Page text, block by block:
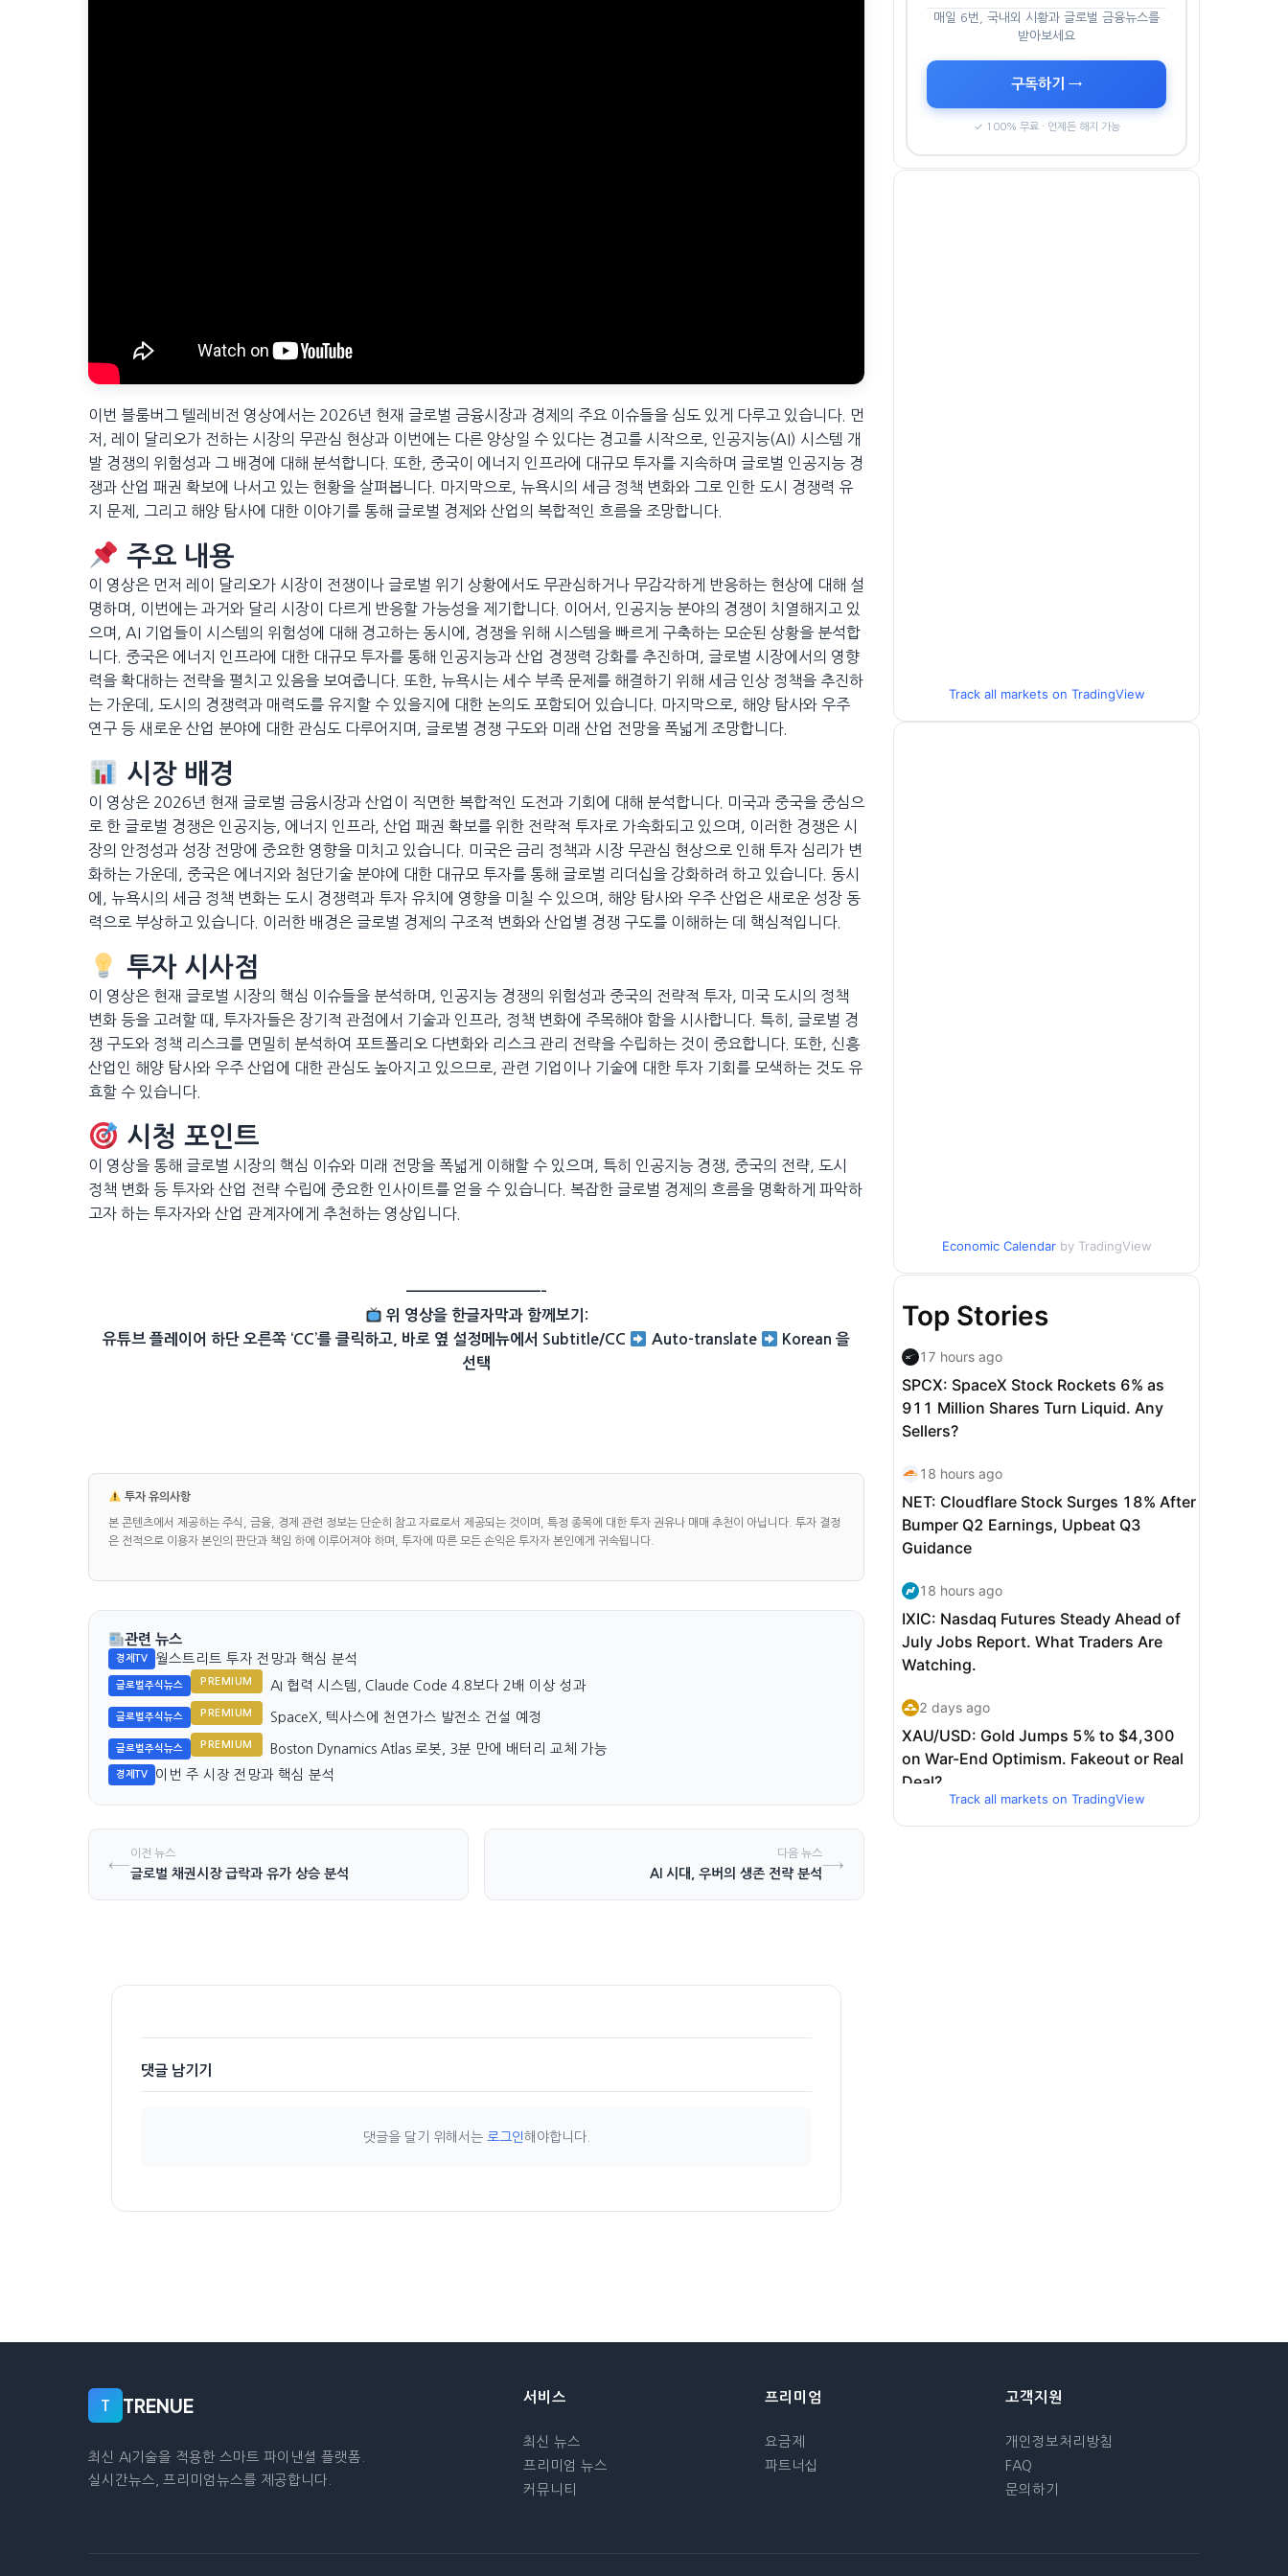
이번 블룸버그 텔레비전 영상에서는 2026년 현재 글로벌 금융시장과 경제의 주요 이슈들을 심도 있게 다루고 있습니다. 먼
저, 레이 달리오가 전하는 시장의 무관심 현상과 이번에는 다른 양상일 수 있다는 경고를 시작으로, 인공지능(AI) 시스템 개
발 경쟁의 위험성과 그 배경에 대해 분석합니다. 또한, 중국이 에너지 인프라에 대규모 투자를 지속하며 글로벌 인공지능 경
쟁과 산업 패권 확보에 나서고 있는 현황을 살펴봅니다. 마지막으로, 뉴욕시의 세금 정책 변화와 그로 인한 도시 경쟁력 유
지 문제, 그리고 해양 탐사에 대한 이야기를 통해 글로벌 경제와 산업의 복합적인 흐름을 조망합니다.
주요 내용
이 영상은 먼저 레이 달리오가 시장이 전쟁이나 글로벌 위기 상황에서도 무관심하거나 무감각하게 반응하는 현상에 대해 설
명하며, 이번에는 과거와 달리 시장이 다르게 반응할 가능성을 제기합니다. 이어서, 인공지능 분야의 경쟁이 치열해지고 있
으며, AI 기업들이 시스템의 위험성에 대해 경고하는 동시에, 경쟁을 위해 시스템을 빠르게 구축하는 모순된 상황을 분석합
니다. 중국은 에너지 인프라에 대한 대규모 투자를 통해 인공지능과 산업 경쟁력 강화를 추진하며, 글로벌 시장에서의 영향
력을 확대하는 전략을 펼치고 있음을 보여줍니다. 또한, 뉴욕시는 세수 부족 문제를 해결하기 위해 세금 인상 정책을 추진하
는 가운데, 도시의 경쟁력과 매력도를 유지할 수 있을지에 대한 논의도 포함되어 있습니다. 마지막으로, 해양 탐사와 우주
연구 등 새로운 산업 분야에 대한 관심도 다루어지며, 글로벌 경쟁 구도와 미래 산업 전망을 폭넓게 조망합니다.
시장 배경
이 영상은 2026년 현재 글로벌 금융시장과 산업이 직면한 복합적인 도전과 기회에 대해 분석합니다. 미국과 중국을 중심으
로 한 글로벌 경쟁은 인공지능, 에너지 인프라, 산업 패권 확보를 위한 전략적 투자로 가속화되고 있으며, 이러한 경쟁은 시
장의 안정성과 성장 전망에 중요한 영향을 미치고 있습니다. 미국은 금리 정책과 시장 무관심 현상으로 인해 투자 심리가 변
화하는 가운데, 중국은 에너지와 첨단기술 분야에 대한 대규모 투자를 통해 글로벌 리더십을 강화하려 하고 있습니다. 동시
에, 뉴욕시의 세금 정책 변화는 도시 경쟁력과 투자 유치에 영향을 미칠 수 있으며, 해양 탐사와 우주 산업은 새로운 성장 동
력으로 부상하고 있습니다. 이러한 배경은 글로벌 경제의 구조적 변화와 산업별 경쟁 구도를 이해하는 데 핵심적입니다.
투자 시사점
이 영상은 현재 글로벌 시장의 핵심 이슈들을 분석하며, 인공지능 경쟁의 위험성과 중국의 전략적 투자, 미국 도시의 정책
변화 등을 고려할 때, 투자자들은 장기적 관점에서 기술과 인프라, 정책 변화에 주목해야 함을 시사합니다. 특히, 글로벌 경
쟁 구도와 정책 리스크를 면밀히 분석하여 포트폴리오 다변화와 리스크 관리 전략을 수립하는 것이 중요합니다. 또한, 신흥
산업인 해양 탐사와 우주 산업에 대한 관심도 높아지고 있으므로, 관련 기업이나 기술에 대한 투자 기회를 모색하는 것도 유
효할 수 있습니다.
시청 포인트
이 영상을 통해 글로벌 시장의 핵심 이슈와 미래 전망을 폭넓게 이해할 수 있으며, 특히 인공지능 경쟁, 중국의 전략, 도시
정책 변화 등 투자와 산업 전략 수립에 중요한 인사이트를 얻을 수 있습니다. 복잡한 글로벌 경제의 흐름을 명확하게 파악하
고자 하는 투자자와 산업 관계자에게 추천하는 영상입니다.
——————————–
위 영상을 한글자막과 함께보기:
유튜브 플레이어 하단 오른쪽 ‘CC’를 클릭하고, 바로 옆 설정메뉴에서 Subtitle/CC
Auto-translate
Korean 을
선택
투자 유의사항
본 콘텐츠에서 제공하는 주식, 금융, 경제 관련 정보는 단순히 참고 자료로서 제공되는 것이며, 특정 종목에 대한 투자 권유나 매매 추천이 아닙니다. 투자 결정
은 전적으로 이용자 본인의 판단과 책임 하에 이루어져야 하며, 투자에 따른 모든 손익은 투자자 본인에게 귀속됩니다.
관련 뉴스
경제TV 월스트리트 투자 전망과 핵심 분석
글로벌주식뉴스 PREMIUM AI 협력 시스템, Claude Code 4.8보다 2배 이상 성과
글로벌주식뉴스 PREMIUM SpaceX, 텍사스에 천연가스 발전소 건설 예정
글로벌주식뉴스 PREMIUM Boston Dynamics Atlas 로봇, 3분 만에 배터리 교체 가능
경제TV 이번 주 시장 전망과 핵심 분석
←이전 뉴스
글로벌 채권시장 급락과 유가 상승 분석
다음 뉴스
AI 시대, 우버의 생존 전략 분석→
댓글 남기기
댓글을 달기 위해서는 로그인해야합니다.
매일 6번, 국내외 시황과 글로벌 금융뉴스를
받아보세요
구독하기 →
✓ 100% 무료 · 언제든 해지 가능
Track all markets on TradingView
Economic Calendar by TradingView
Track all markets on TradingView
T TRENUE
최신 AI기술을 적용한 스마트 파이낸셜 플랫폼.
실시간뉴스, 프리미엄뉴스를 제공합니다.
서비스
최신 뉴스
프리미엄 뉴스
커뮤니티
프리미엄
요금제
파트너십
고객지원
개인정보처리방침
FAQ
문의하기